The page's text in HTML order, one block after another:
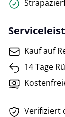
Kauf auf
14 Tage
Verifiziert